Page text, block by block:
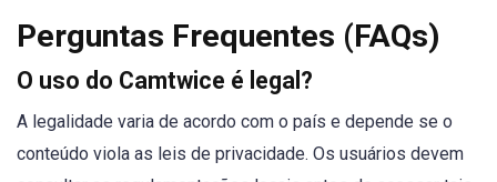
Perguntas Frequentes (FAQs)
O uso do Camtwice é legal?
A legalidade varia de acordo com o país e depende se o
conteúdo viola as leis de privacidade. Os usuários devem